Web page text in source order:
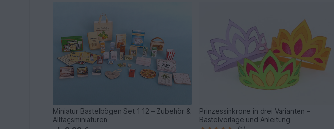
Miniatur Bastelbögen Set 1:12 – Zubehör &
Alltagsminiaturen
Prinzessinkrone in drei Varianten –
Bastelvorlage und Anleitung